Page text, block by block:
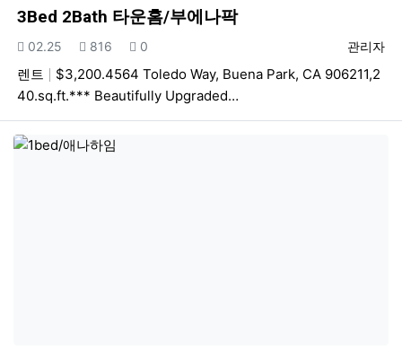
3Bed 2Bath 타운홈/부에나팍
등록자
관리자
등록일
02.25 조회
816 추천
0
렌트
$3,200.4564 Toledo Way, Buena Park, CA 906211,2
40.sq.ft.*** Beautifully Upgraded…